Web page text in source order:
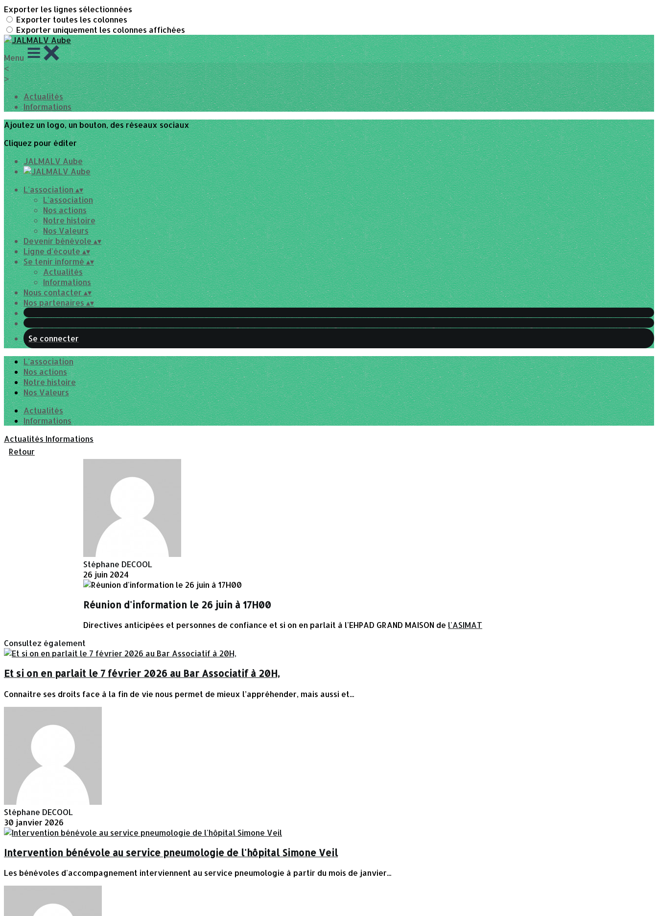
Exporter les lignes sélectionnées
Exporter toutes les colonnes
Exporter uniquement les colonnes affichées
Menu
<
>
Actualités
Informations
Ajoutez un logo, un bouton, des réseaux sociaux
Cliquez pour éditer
JALMALV Aube
L'association▴▾
L'association
Nos actions
Notre histoire
Nos Valeurs
Devenir bénévole▴▾
Ligne d'écoute▴▾
Se tenir informé▴▾
Actualités
Informations
Nous contacter▴▾
Nos partenaires▴▾
Se connecter
L'association
Nos actions
Notre histoire
Nos Valeurs
Actualités
Informations
Actualités Informations
Retour
Stéphane DECOOL
26 juin 2024
Réunion d'information le 26 juin à 17H00
Directives anticipées et personnes de confiance et si on en parlait à l'EHPAD GRAND MAISON de l'ASIMAT
Consultez également
Et si on en parlait le 7 février 2026 au Bar Associatif à 20H,
Connaitre ses droits face à la fin de vie nous permet de mieux l’appréhender, mais aussi et...
Stéphane DECOOL
30 janvier 2026
Intervention bénévole au service pneumologie de l'hôpital Simone Veil
Les bénévoles d'accompagnement interviennent au service pneumologie à partir du mois de janvier...